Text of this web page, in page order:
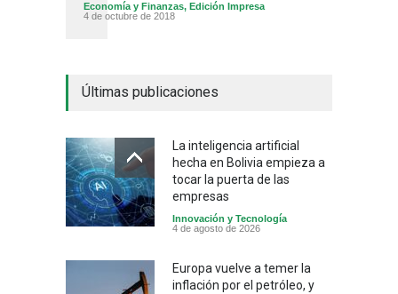
Economía y Finanzas, Edición Impresa
4 de octubre de 2018
Últimas publicaciones
La inteligencia artificial
hecha en Bolivia empieza a
tocar la puerta de las
empresas
Innovación y Tecnología
4 de agosto de 2026
Europa vuelve a temer la
inflación por el petróleo, y